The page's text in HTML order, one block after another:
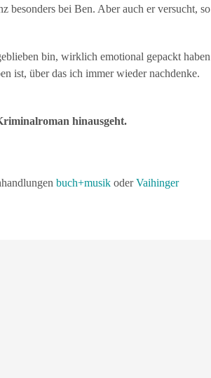
besonders bei Ben. Aber auch er versucht, so
bin, wirklich emotional gepackt haben
ist, über das ich immer wieder nachdenke.
hinausgeht.
buch+musik oderVaihinger